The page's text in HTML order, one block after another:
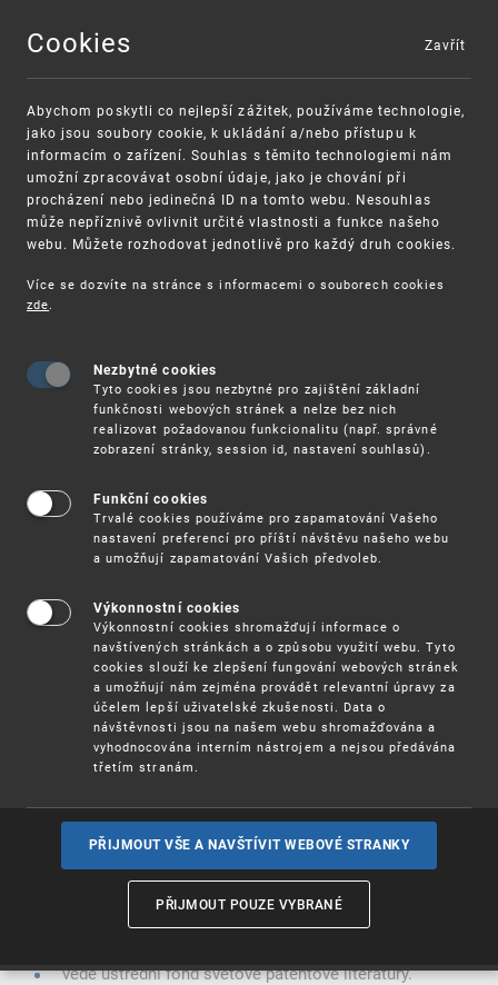
MENU
UPV
Historie
Patentní úřad v Praze byl založen zákonem č. 305/1919
Sb. ze dne 27. května 1919. Současně se zřízením
Patentního úřadu byl ustanoven Patentní soud. Řízení o
ochranných známkách probíhalo až do 1. ledna 1950 před
ministerstvem průmyslu. Odvolacím orgánem ve druhém
stupni byl Nejvyšší soud. K 1. dubnu 1952 byl zřízen Úřad
pro vynálezy a zlepšovací náměty, později Úřad pro
vynálezy, resp. Státní úřad pro vynálezy a normalizaci.
Po několika dalších etapách vývoje vzniká v rámci
rozdělení bývalého Československa Úřad průmyslového
vlastnictví České republiky, který sídlí v Praze a
průmyslové vzory, užitné vzory, topografie
polovodičových prvků, ochranné známky a označení
vykonává činnost podle předpisů o patentových
zástupcích,
vede ústřední fond světové patentové literatury.
Cookies
Abychom poskytli co nejlepší zážitek, používáme technologie,
jako jsou soubory cookie, k ukládání a/nebo přístupu k
informacím o zařízení. Souhlas s těmito technologiemi nám
umožní zpracovávat osobní údaje, jako je chování při
procházení nebo jedinečná ID na tomto webu. Nesouhlas
může nepříznivě ovlivnit určité vlastnosti a funkce našeho
webu. Můžete rozhodovat jednotlivě pro každý druh cookies.
Více se dozvíte na stránce s informacemi o souborech cookies
zde.
Nezbytné cookies
Tyto cookies jsou nezbytné pro zajištění základní
funkčnosti webových stránek a nelze bez nich
realizovat požadovanou funkcionalitu (např. správné
zobrazení stránky, session id, nastavení souhlasů).
Funkční cookies
Trvalé cookies používáme pro zapamatování Vašeho
nastavení preferencí pro příští návštěvu našeho webu
a umožňují zapamatování Vašich předvoleb.
Výkonnostní cookies
Výkonnostní cookies shromažďují informace o
navštívených stránkách a o způsobu využití webu. Tyto
cookies slouží ke zlepšení fungování webových stránek
a umožňují nám zejména provádět relevantní úpravy za
účelem lepší uživatelské zkušenosti. Data o
návštěvnosti jsou na našem webu shromažďována a
vyhodnocována interním nástrojem a nejsou předávána
třetím stranám.
PŘIJMOUT VŠE A NAVŠTÍVIT WEBOVÉ STRANKY
PŘIJMOUT POUZE VYBRANÉ
Zavřít